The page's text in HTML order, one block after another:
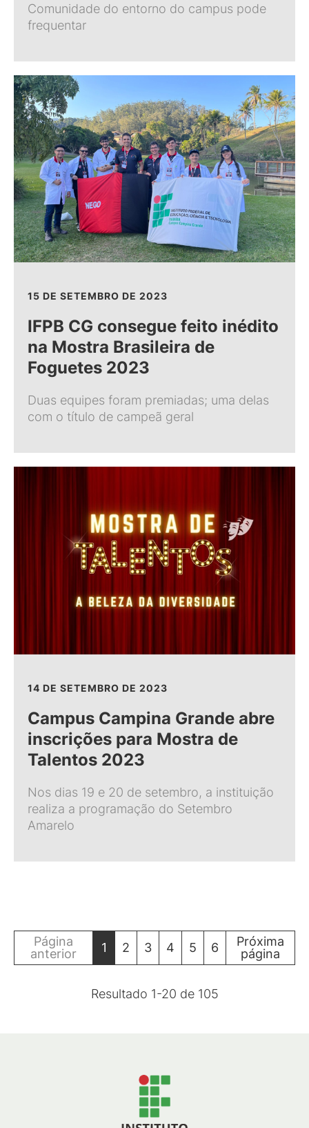
Comunidade do entorno do campus pode
frequentar
15 DE SETEMBRO DE 2023
IFPB CG consegue feito inédito
na Mostra Brasileira de
Foguetes 2023
Duas equipes foram premiadas; uma delas
com o título de campeã geral
14 DE SETEMBRO DE 2023
Campus Campina Grande abre
inscrições para Mostra de
Talentos 2023
Nos dias 19 e 20 de setembro, a instituição
realiza a programação do Setembro
Amarelo
Página
anterior
1 2 3 4 5 6
Próxima
página
Resultado 1-20 de 105